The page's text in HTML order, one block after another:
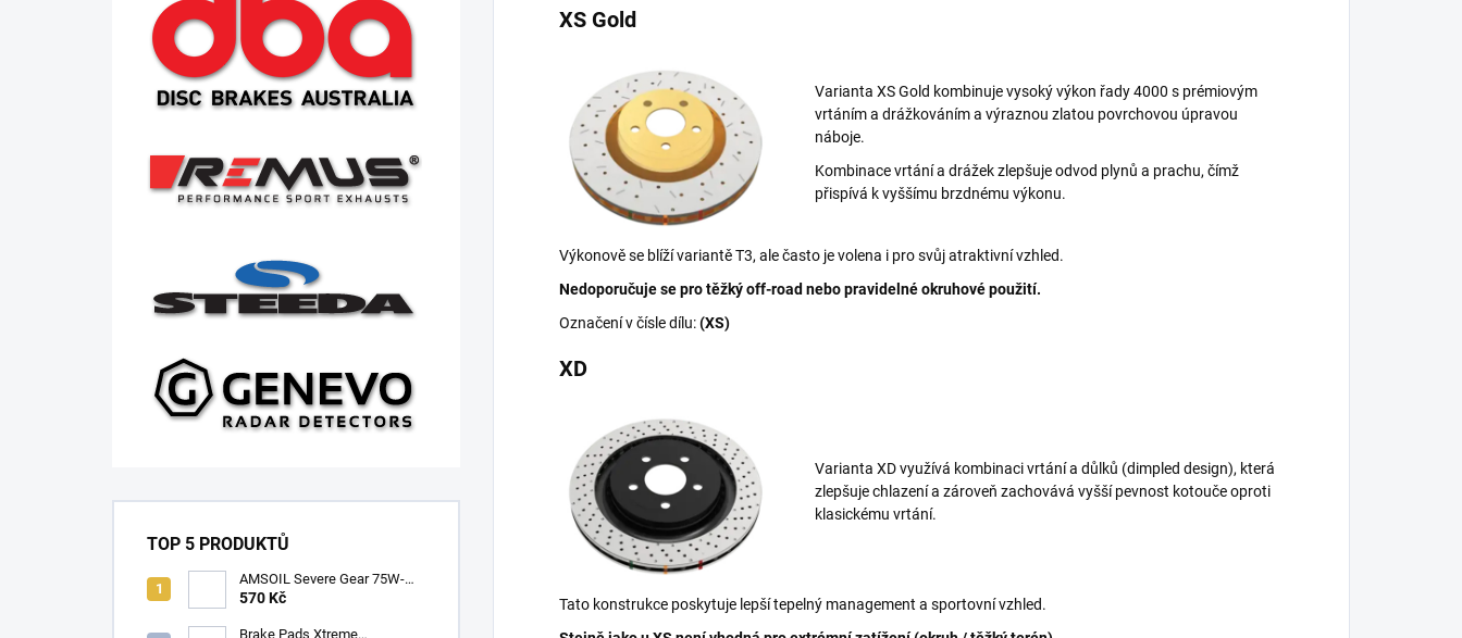
TOP 5 PRODUKTŮ
AMSOIL Severe Gear 75W-
140
570 Kč
Brake Pads Xtreme
XS Gold
Varianta XS Gold kombinuje vysoký výkon řady 4000 s prémiovým
vrtáním a drážkováním a výraznou zlatou povrchovou úpravou
náboje.
Kombinace vrtání a drážek zlepšuje odvod plynů a prachu, čímž
přispívá k vyššímu brzdnému výkonu.
Výkonově se blíží variantě T3, ale často je volena i pro svůj atraktivní vzhled.
Nedoporučuje se pro těžký off-road nebo pravidelné okruhové použití.
Označení v čísle dílu:(XS)
XD
Varianta XD využívá kombinaci vrtání a důlků (dimpled design), která
zlepšuje chlazení a zároveň zachovává vyšší pevnost kotouče oproti
klasickému vrtání.
Tato konstrukce poskytuje lepší tepelný management a sportovní vzhled.